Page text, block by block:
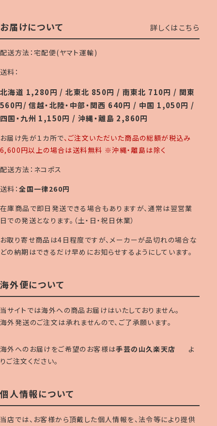
お届けについて 詳しくはこちら
配送方法：宅配便(ヤマト運輸)
送料：
北海道 1,280円 / 北東北 850円 / 南東北 710円 / 関東
560円/ 信越・北陸・中部・関西 640円 / 中国 1,050円 /
四国・九州 1,150円 / 沖縄・離島 2,860円
お届け先が１カ所で、ご注文いただいた商品の総額が税込み
6,600円以上の場合は送料無料 ※沖縄・離島は除く
配送方法：ネコポス
送料：全国一律260円
在庫商品で即日発送できる場合もありますが、通常は翌営業
日での発送となります。（土・日・祝日休業）
お取り寄せ商品は4日程度ですが、メーカーが品切れの場合な
どの納期はできるだけ早めにお知らせするようにしています。
海外便について
当サイトでは海外への商品お届けはいたしておりません。
海外発送のご注文は承れませんので、ご了承願います。
海外へのお届けをご希望のお客様は手芸の山久楽天店
よ
りご注文ください。
個人情報について
当店では、お客様から頂戴した個人情報を、法令等により提供